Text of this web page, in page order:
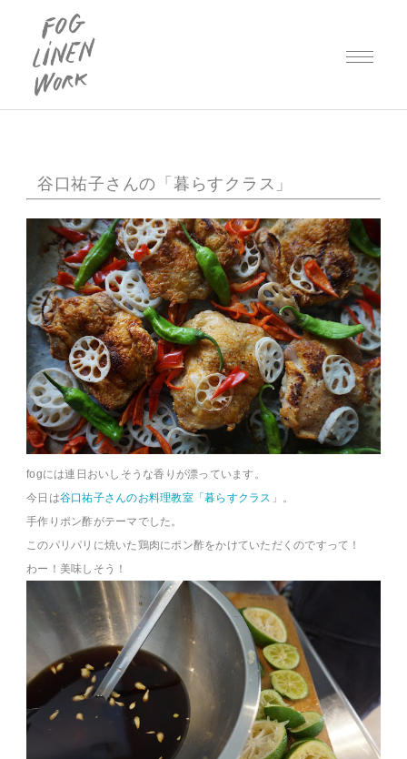
谷口祐子さんの「暮らすクラス」
fogには連日おいしそうな香りが漂っています。
今日は谷口祐子さんのお料理教室「暮らすクラス 」。
手作りポン酢がテーマでした。
このパリパリに焼いた鶏肉にポン酢をかけていただくのですって！
わー！美味しそう！